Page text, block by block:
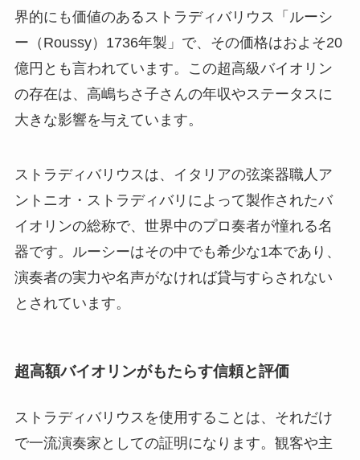
界的にも価値のあるストラディバリウス「ルーシ
ー（Roussy）1736年製」で、その価格はおよそ20
億円とも言われています。この超高級バイオリン
の存在は、高嶋ちさ子さんの年収やステータスに
大きな影響を与えています。
ストラディバリウスは、イタリアの弦楽器職人ア
ントニオ・ストラディバリによって製作されたバ
イオリンの総称で、世界中のプロ奏者が憧れる名
器です。ルーシーはその中でも希少な1本であり、
演奏者の実力や名声がなければ貸与すらされない
とされています。
超高額バイオリンがもたらす信頼と評価
ストラディバリウスを使用することは、それだけ
で一流演奏家としての証明になります。観客や主